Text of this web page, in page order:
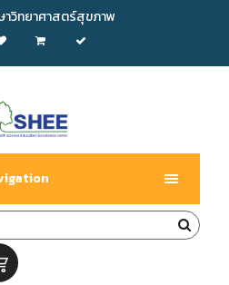
าวิทยาศาสตร์สุขภาพ